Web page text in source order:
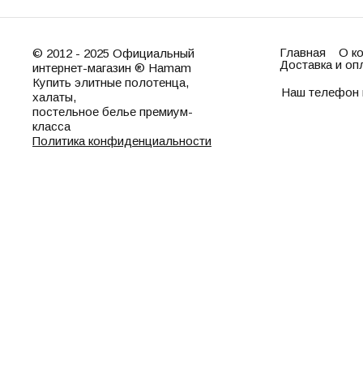
© 2012 - 2025 Официальный
интернет-магазин ® Hamam
Купить элитные полотенца,
халаты,
постельное белье премиум-
класса
Политика конфиденциальности
Главная
О
Доставка и
Наш телефон